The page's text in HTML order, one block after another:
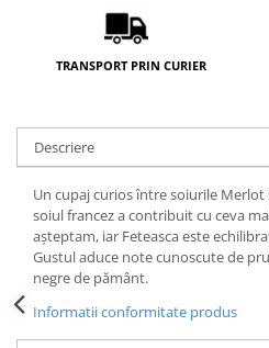
TRANSPORT PRIN CURIER
Descriere
Un cupaj curios între soiurile Merlot
soiul francez a contribuit cu ceva
așteptam, iar Feteasca este
Gustul aduce note cunoscute de
negre de pământ.
Informatii conformitate produs